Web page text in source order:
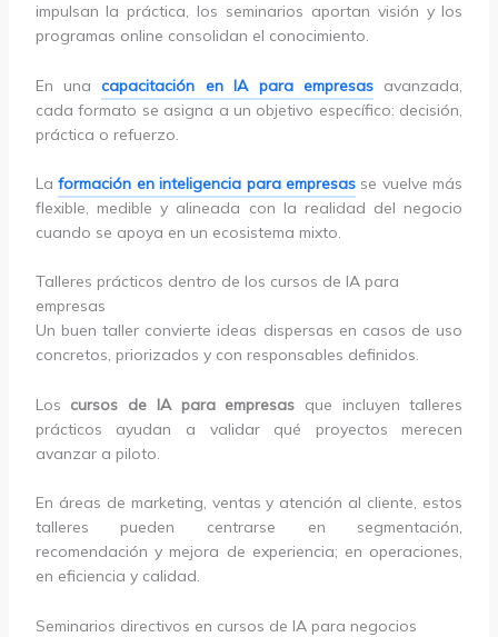
impulsan la práctica, los seminarios aportan visión y los
programas online consolidan el conocimiento.
En unacapacitación en IA para empresas avanzada,
cada formato se asigna a un objetivo específico: decisión,
práctica o refuerzo.
Laformación en inteligencia para empresas se vuelve más
flexible, medible y alineada con la realidad del negocio
cuando se apoya en un ecosistema mixto.
Talleres prácticos dentro de los cursos de IA para
empresas
Un buen taller convierte ideas dispersas en casos de uso
concretos, priorizados y con responsables definidos.
Los cursos de IA para empresas que incluyen talleres
prácticos ayudan a validar qué proyectos merecen
avanzar a piloto.
En áreas de marketing, ventas y atención al cliente, estos
talleres pueden centrarse en segmentación,
recomendación y mejora de experiencia; en operaciones,
en eficiencia y calidad.
Seminarios directivos en cursos de IA para negocios